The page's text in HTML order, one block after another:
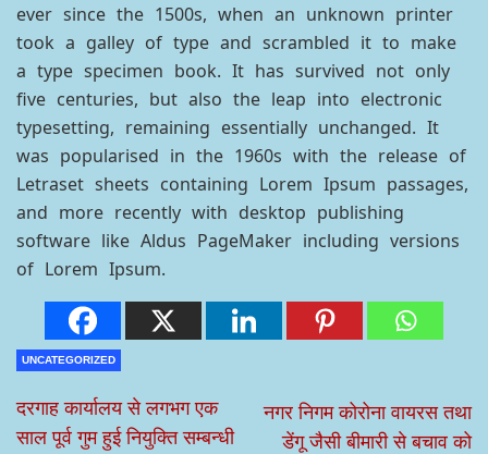
ever since the 1500s, when an unknown printer
took a galley of type and scrambled it to make
a type specimen book. It has survived not only
five centuries, but also the leap into electronic
typesetting, remaining essentially unchanged. It
was popularised in the 1960s with the release of
Letraset sheets containing Lorem Ipsum passages,
and more recently with desktop publishing
software like Aldus PageMaker including versions
of Lorem Ipsum.
UNCATEGORIZED
दरगाह कार्यालय से लगभग एक
साल पूर्व गुम हुई नियुक्ति सम्बन्धी
नगर निगम कोरोना वायरस तथा
डेंगू जैसी बीमारी से बचाव को